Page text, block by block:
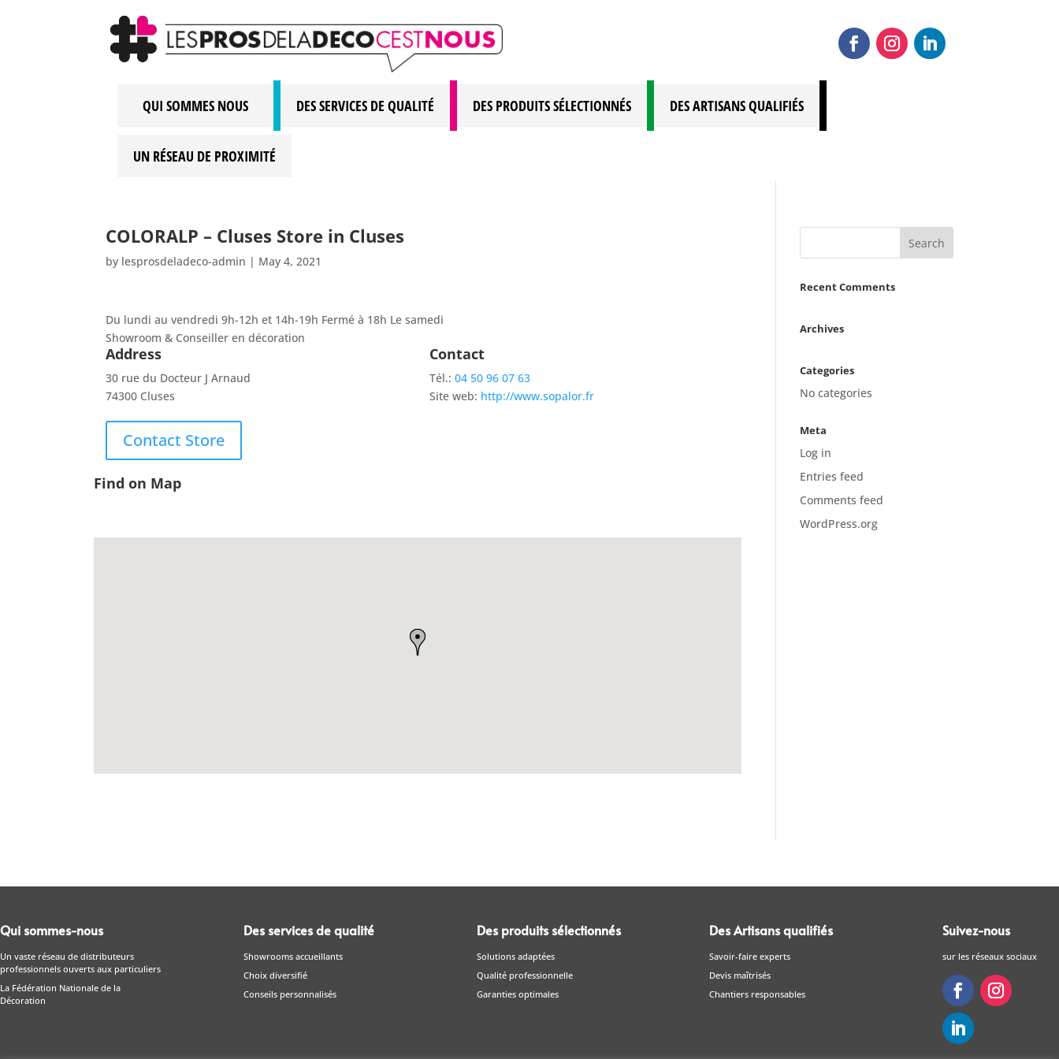
QUI SOMMES NOUS DES SERVICES DE QUALITÉ DES PRODUITS SÉLECTIONNÉS DES ARTISANS QUALIFIÉS
UN RÉSEAU DE PROXIMITÉ
COLORALP – Cluses Store in Cluses
by lesprosdeladeco-admin | May 4, 2021
Du lundi au vendredi 9h-12h et 14h-19h Fermé à 18h Le samedi
Showroom & Conseiller en décoration
Address
30 rue du Docteur J Arnaud
74300 Cluses
Contact
Tél.:04 50 96 07 63
Site web: http://www.sopalor.fr
Contact Store
Find on Map
Recent Comments
Archives
Categories
No categories
Meta
Log in
Entries feed
Comments feed
WordPress.org
Qui sommes-nous
Un vaste réseau de distributeurs
professionnels ouverts aux particuliers
La Fédération Nationale de la
Décoration
Des services de qualité
Showrooms accueillants
Choix diversifié
Conseils personnalisés
Des produits sélectionnés
Solutions adaptées
Qualité professionnelle
Garanties optimales
Des Artisans qualifiés
Savoir-faire experts
Devis maîtrisés
Chantiers responsables
Suivez-nous
sur les réseaux sociaux